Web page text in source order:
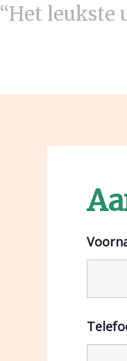
“Het leukste